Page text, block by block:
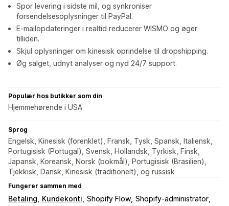
Spor levering i sidste mil, og synkroniser
forsendelsesoplysninger til PayPal.
E-mailopdateringer i realtid reducerer WISMO og øger
tilliden.
Skjul oplysninger om kinesisk oprindelse til dropshipping.
Øg salget, udnyt analyser og nyd 24/7 support.
Populær hos butikker som din
Hjemmehørende i USA
Sprog
Engelsk, Kinesisk (forenklet), Fransk, Tysk, Spansk, Italiensk,
Portugisisk (Portugal), Svensk, Hollandsk, Tyrkisk, Finsk,
Japansk, Koreansk, Norsk (bokmål), Portugisisk (Brasilien),
Tjekkisk, Dansk, Kinesisk (traditionelt), og russisk
Fungerer sammen med
Betaling Kundekonti Shopify Flow Shopify-administrator